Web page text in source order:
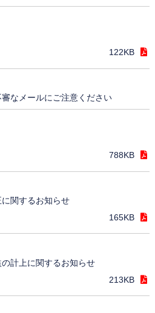
122KB
なメールにご注意ください
788KB
関するお知らせ
165KB
計上に関するお知らせ
213KB